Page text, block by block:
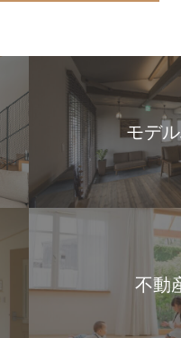
モデ
不動